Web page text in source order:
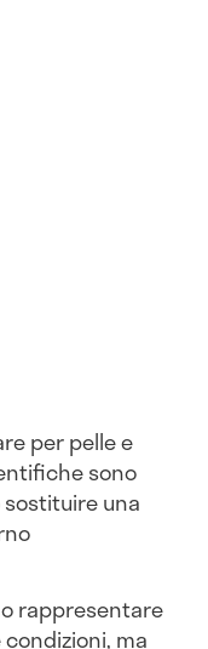
per pelle e
sono
una
rappresentare
ma